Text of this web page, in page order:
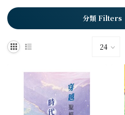
分類 Filters